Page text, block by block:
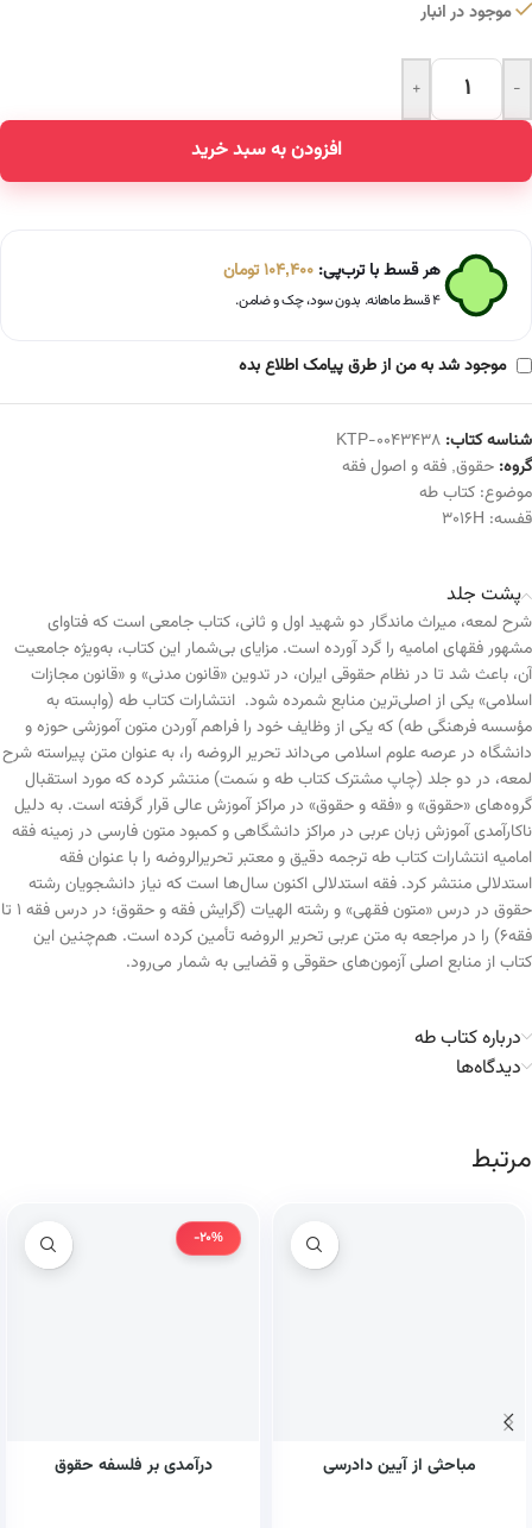
موجود در انبار
-
+
افزودن به سبد خرید
Alternative:
هر قسط با ترب‌پی: 104,400تومان
۴ قسط ماهانه. بدون سود، چک و ضامن.
موجود شد به من از طرق پیامک اطلاع بده
شناسه کتاب: KTP-0043438
گروه: حقوق, فقه و اصول فقه
موضوع: کتاب طه
قفسه: 3016H
پشت جلد
شرح لمعه، میراث ماندگار دو شهید اول و ثانی، کتاب جامعی است که فتاوای
مشهور فقهای امامیه را گرد آورده است. مزایای بی‌شمار این کتاب، به‌ویژه جامعیت
آن، باعث شد تا در نظام حقوقی ایران، در تدوین «قانون مدنی» و «قانون مجازات
اسلامی» یکی از اصلی‌ترین منابع شمرده شود. انتشارات کتاب طه (وابسته به
مؤسسه فرهنگی طه) که یکی از وظایف خود را فراهم آوردن متون آموزشی حوزه و
دانشگاه در عرصه علوم اسلامی می‌داند تحریر الروضه را، به عنوان متن پیراسته شرح
لمعه، در دو جلد (چاپ مشترک کتاب طه و سَمت) منتشر کرده که مورد استقبال
گروه‌های «حقوق» و «فقه و حقوق» در مراکز آموزش عالی قرار گرفته است. به دلیل
ناکارآمدی آموزش زبان عربی در مراکز دانشگاهی و کمبود متون فارسی در زمینه فقه
امامیه انتشارات کتاب طه ترجمه دقیق و معتبر تحریرالروضه را با عنوان فقه
استدلالی منتشر کرد. فقه استدلالی اکنون سال‌ها است که نیاز دانشجویان رشته
حقوق در درس «متون فقهی» و رشته الهیات (گرایش فقه و حقوق؛ در درس فقه 1 تا
فقه6) را در مراجعه به متن عربی تحریر الروضه تأمین کرده است. هم‌چنین این
کتاب از منابع اصلی آزمون‌های حقوقی و قضایی به شمار می‌رود.
درباره کتاب طه
دیدگاه‌ها
مرتبط
مباحثی از آیین دادرسی
-20%
درآمدی بر فلسفه حقوق